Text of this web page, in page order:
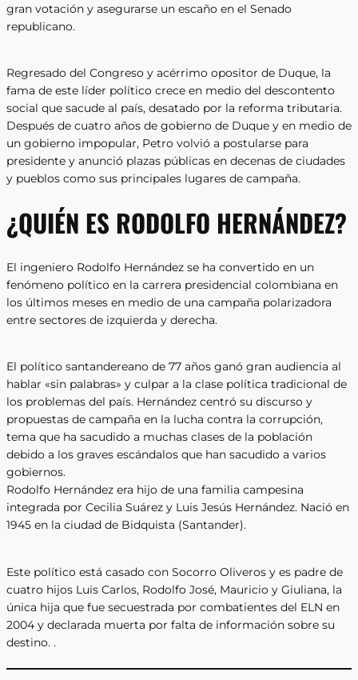
gran votación y asegurarse un escaño en el Senado
republicano.
Regresado del Congreso y acérrimo opositor de Duque, la
fama de este líder político crece en medio del descontento
social que sacude al país, desatado por la reforma tributaria.
Después de cuatro años de gobierno de Duque y en medio de
un gobierno impopular, Petro volvió a postularse para
presidente y anunció plazas públicas en decenas de ciudades
y pueblos como sus principales lugares de campaña.
¿QUIÉN ES RODOLFO HERNÁNDEZ?
El ingeniero Rodolfo Hernández se ha convertido en un
fenómeno político en la carrera presidencial colombiana en
los últimos meses en medio de una campaña polarizadora
entre sectores de izquierda y derecha.
El político santandereano de 77 años ganó gran audiencia al
hablar «sin palabras» y culpar a la clase política tradicional de
los problemas del país. Hernández centró su discurso y
propuestas de campaña en la lucha contra la corrupción,
tema que ha sacudido a muchas clases de la población
debido a los graves escándalos que han sacudido a varios
gobiernos.
Rodolfo Hernández era hijo de una familia campesina
integrada por Cecilia Suárez y Luis Jesús Hernández. Nació en
1945 en la ciudad de Bidquista (Santander).
Este político está casado con Socorro Oliveros y es padre de
cuatro hijos Luis Carlos, Rodolfo José, Mauricio y Giuliana, la
única hija que fue secuestrada por combatientes del ELN en
2004 y declarada muerta por falta de información sobre su
destino. .